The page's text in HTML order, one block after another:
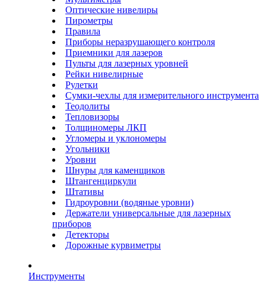
Оптические нивелиры
Пирометры
Правила
Приборы неразрушающего контроля
Приемники для лазеров
Пульты для лазерных уровней
Рейки нивелирные
Рулетки
Сумки-чехлы для измерительного инструмента
Теодолиты
Тепловизоры
Толщиномеры ЛКП
Угломеры и уклономеры
Угольники
Уровни
Шнуры для каменщиков
Штангенциркули
Штативы
Гидроуровни (водяные уровни)
Держатели универсальные для лазерных
приборов
Детекторы
Дорожные курвиметры
Инструменты